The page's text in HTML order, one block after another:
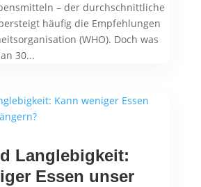
– der durchschnittliche
häufig die Empfehlungen
(WHO). Doch was
30...
Langlebigkeit:
Essen unser